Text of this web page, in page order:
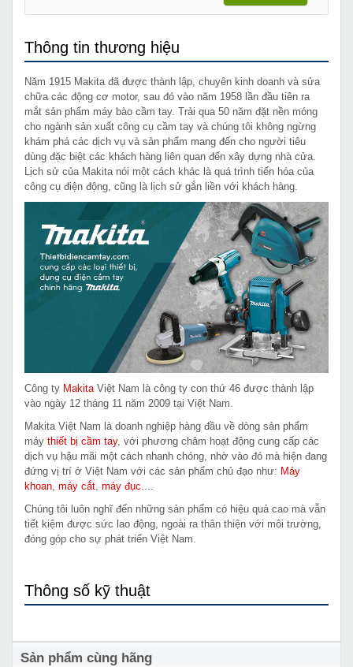
Thông tin thương hiệu
Năm 1915 Makita đã được thành lập, chuyên kinh doanh và sửa
chữa các động cơ motor, sau đó vào năm 1958 lần đầu tiên ra
mắt sản phẩm máy bào cầm tay. Trải qua 50 năm đặt nền móng
cho ngành sản xuất công cụ cầm tay và chúng tôi không ngừng
khám phá các dịch vụ và sản phẩm mang đến cho người tiêu
dùng đặc biệt các khách hàng liên quan đến xây dựng nhà cửa.
Lịch sử của Makita nói một cách khác là quá trình tiến hóa của
công cụ điện động, cũng là lịch sử gắn liền với khách hàng.
Công ty MakitaViệt Nam là công ty con thứ 46 được thành lập
vào ngày 12 tháng 11 năm 2009 tại Việt Nam.
Makita Việt Nam là doanh nghiệp hàng đầu về dòng sản phẩm
máy thiết bị cầm tay, với phương châm hoạt động cung cấp các
dịch vụ hậu mãi một cách nhanh chóng, nhờ vào đó mà hiện đang
đứng vị trí ở Việt Nam với các sản phẩm chủ đạo như: Máy
khoan, máy cắt, máy đục....
Chúng tôi luôn nghĩ đến những sản phẩm có hiệu quả cao mà vẫn
tiết kiệm được sức lao động, ngoài ra thân thiện với môi trường,
đóng góp cho sự phát triển Việt Nam.
Thông số kỹ thuật
Sản phẩm cùng hãng